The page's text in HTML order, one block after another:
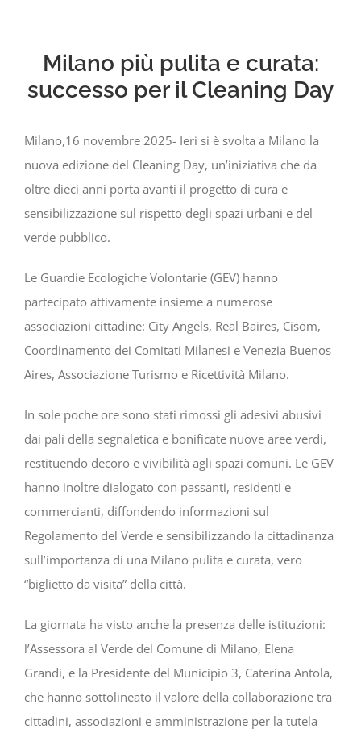
Milano più pulita e curata:
successo per il Cleaning Day
Milano,16 novembre 2025- Ieri si è svolta a Milano la
nuova edizione del Cleaning Day, un’iniziativa che da
oltre dieci anni porta avanti il progetto di cura e
sensibilizzazione sul rispetto degli spazi urbani e del
verde pubblico.
Le Guardie Ecologiche Volontarie (GEV) hanno
partecipato attivamente insieme a numerose
associazioni cittadine: City Angels, Real Baires, Cisom,
Coordinamento dei Comitati Milanesi e Venezia Buenos
Aires, Associazione Turismo e Ricettività Milano.
In sole poche ore sono stati rimossi gli adesivi abusivi
dai pali della segnaletica e bonificate nuove aree verdi,
restituendo decoro e vivibilità agli spazi comuni. Le GEV
hanno inoltre dialogato con passanti, residenti e
commercianti, diffondendo informazioni sul
Regolamento del Verde e sensibilizzando la cittadinanza
sull’importanza di una Milano pulita e curata, vero
“biglietto da visita” della città.
La giornata ha visto anche la presenza delle istituzioni:
l’Assessora al Verde del Comune di Milano, Elena
Grandi, e la Presidente del Municipio 3, Caterina Antola,
che hanno sottolineato il valore della collaborazione tra
cittadini, associazioni e amministrazione per la tutela